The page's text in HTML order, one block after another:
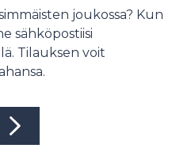
joukossa? Kun
sähköpostiisi
Tilauksen voit